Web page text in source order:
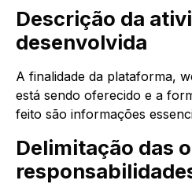
Descrição da
desenvolvida
A finalidade da plataforma,
está sendo oferecido e a
feito são informações
Delimitação das